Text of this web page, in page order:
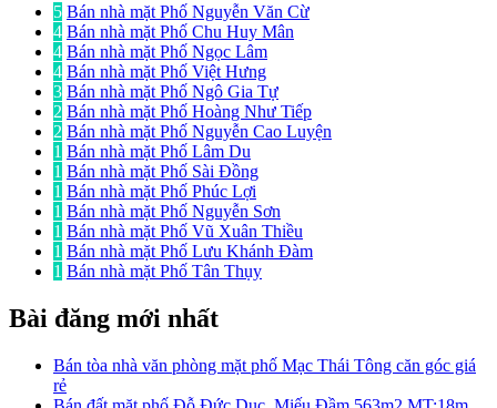
5 Bán nhà mặt Phố Nguyễn Văn Cừ
4 Bán nhà mặt Phố Chu Huy Mân
4 Bán nhà mặt Phố Ngọc Lâm
4 Bán nhà mặt Phố Việt Hưng
3 Bán nhà mặt Phố Ngô Gia Tự
2 Bán nhà mặt Phố Hoàng Như Tiếp
2 Bán nhà mặt Phố Nguyễn Cao Luyện
1 Bán nhà mặt Phố Lâm Du
1 Bán nhà mặt Phố Sài Đồng
1 Bán nhà mặt Phố Phúc Lợi
1 Bán nhà mặt Phố Nguyễn Sơn
1 Bán nhà mặt Phố Vũ Xuân Thiều
1 Bán nhà mặt Phố Lưu Khánh Đàm
1 Bán nhà mặt Phố Tân Thụy
Bài đăng mới nhất
Bán tòa nhà văn phòng mặt phố Mạc Thái Tông căn góc giá
rẻ